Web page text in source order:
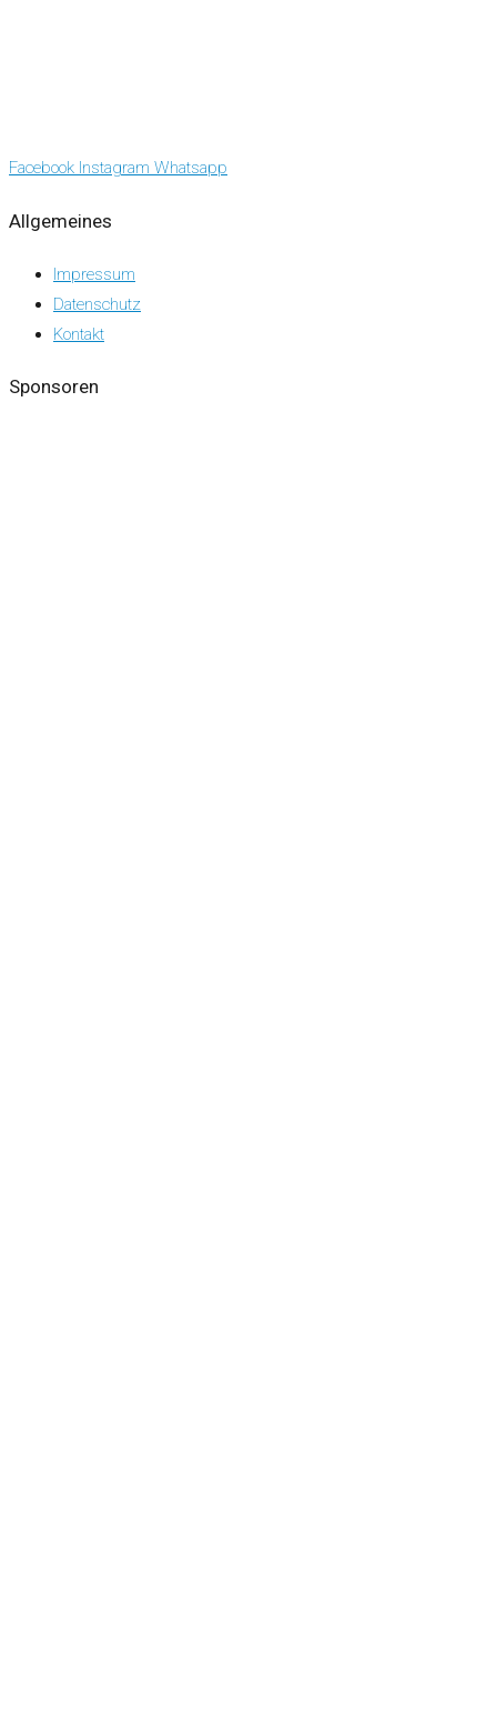
Facebook Instagram Whatsapp
Allgemeines
Impressum
Datenschutz
Kontakt
Sponsoren